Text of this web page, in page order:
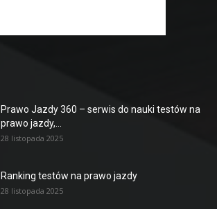
Prawo Jazdy 360 – serwis do nauki testów na
prawo jazdy,...
28 listopada 2025
Ranking testów na prawo jazdy
28 listopada 2025